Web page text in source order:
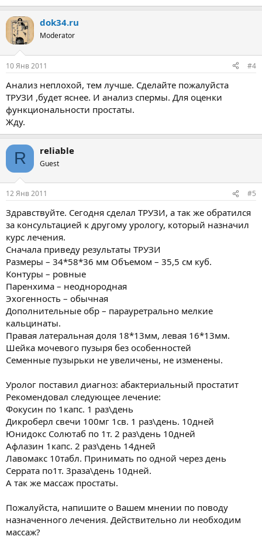
dok34.ru
Moderator
10 Янв 2011 #4
Анализ неплохой, тем лучше. Сделайте пожалуйста
ТРУЗИ ,будет яснее. И анализ спермы. Для оценки
функциональности простаты.
Жду.
R reliable
Guest
12 Янв 2011 #5
Здравствуйте. Сегодня сделал ТРУЗИ, а так же обратился
за консультацией к другому урологу, который назначил
курс лечения.
Сначала приведу результаты ТРУЗИ
Размеры – 34*58*36 мм Объемом – 35,5 см куб.
Контуры – ровные
Паренхима – неоднородная
Эхогенность – обычная
Дополнительные обр – парауретрально мелкие
кальцинаты.
Правая латеральная доля 18*13мм, левая 16*13мм.
Шейка мочевого пузыря без особенностей
Семенные пузырьки не увеличены, не изменены.
Уролог поставил диагноз: абактериальный простатит
Рекомендовал следующее лечение:
Фокусин по 1капс. 1 раз\день
Дикроберл свечи 100мг 1св. 1 раз\день. 10дней
Юнидокс Солютаб по 1т. 2 раз\день 10дней
Афлазин 1капс. 2 раз\день 14дней
Лавомакс 10табл. Принимать по одной через день
Серрата по1т. 3раза\день 10дней.
А так же массаж простаты.
Пожалуйста, напишите о Вашем мнении по поводу
назначенного лечения. Действительно ли необходим
массаж?